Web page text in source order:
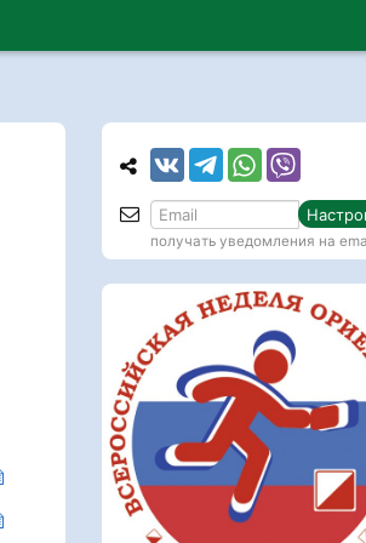
получать уведомления на